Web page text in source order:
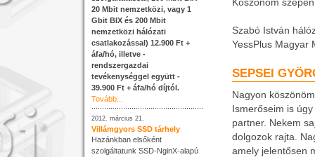
20 Mbit nemzetközi, vagy 1
Gbit BIX és 200 Mbit
nemzetközi hálózati
csatlakozással) 12.900 Ft +
áfa/hó, illetve -
rendszergazdai
tevékenységgel együtt -
39.900 Ft + áfa/hó díjtól.
Tovább...
2012. március 21.
Villámgyors SSD tárhely
Hazánkban elsőként
szolgáltatunk SSD-NginX-alapú
Szabó István
YessPlus Magyar
SEPSEI
Nagyon
Ismerőseim is
partner. Nekem
dolgozok rajta.
amely jelentősen